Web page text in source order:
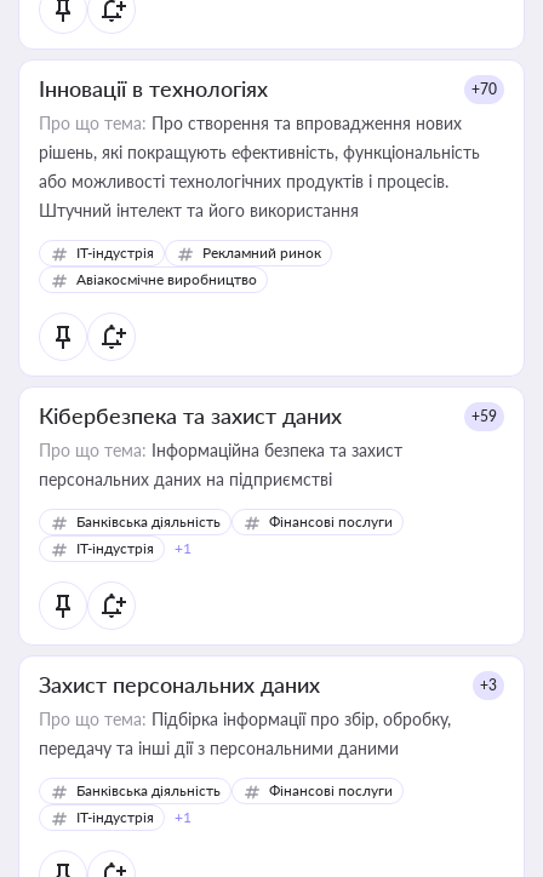
Інновації в технологіях +70
Про що тема: Про створення та впровадження нових
рішень, які покращують ефективність, функціональність
або можливості технологічних продуктів і процесів.
Штучний інтелект та його використання
IT-індустрія
Рекламний ринок
Авіакосмічне виробництво
Кібербезпека та захист даних +59
Про що тема: Інформаційна безпека та захист
персональних даних на підприємстві
Банківська діяльність
Фінансові послуги
IT-індустрія
+1
Захист персональних даних +3
Про що тема: Підбірка інформації про збір, обробку,
передачу та інші дії з персональними даними
Банківська діяльність
Фінансові послуги
IT-індустрія
+1